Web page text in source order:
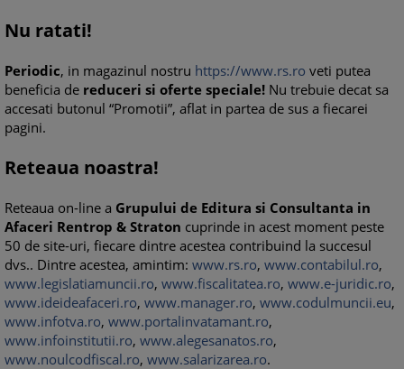
Nu ratati!
Periodic, in magazinul nostru https://www.rs.ro veti putea
beneficia de reduceri si oferte speciale! Nu trebuie decat sa
accesati butonul “Promotii”, aflat in partea de sus a fiecarei
pagini.
Reteaua noastra!
Reteaua on-line a Grupului de Editura si Consultanta in
Afaceri Rentrop & Straton cuprinde in acest moment peste
50 de site-uri, fiecare dintre acestea contribuind la succesul
dvs.. Dintre acestea, amintim: www.rs.ro, www.contabilul.ro,
www.legislatiamuncii.ro, www.fiscalitatea.ro, www.e-juridic.ro,
www.ideideafaceri.ro, www.manager.ro, www.codulmuncii.eu,
www.infotva.ro, www.portalinvatamant.ro,
www.infoinstitutii.ro, www.alegesanatos.ro,
www.noulcodfiscal.ro, www.salarizarea.ro.